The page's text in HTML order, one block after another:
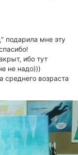
подарила мне эту
ибо тут
не надо)))
среднего возраста